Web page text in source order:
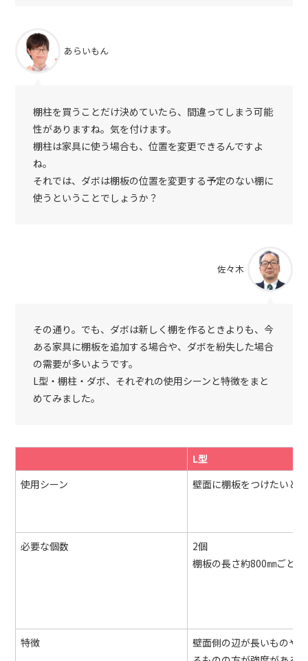
あらいもん
棚柱を買うことだけ決めていたら、間違ってしまう可能
性がありますね。気を付けます。
棚柱は家具に使う場合も、位置を変更できるんですよ
ね。
それでは、ダボは棚板の位置を変更する予定のない棚に
使うということでしょうか？
佐々木
その通り。でも、ダボは新しく棚を作るときよりも、今
ある家具に棚板を追加する場合や、ダボを紛失した場合
の需要が多いようです。
L型・棚柱・ダボ、それぞれの使用シーンと特徴をまと
めてみました。
L型
使用シーン
壁面に棚板をつけたいとき
必要な個数
2個
棚板の長さ約800㎜ごとに
特徴
壁面側の辺が長いものや